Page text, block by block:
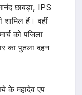
छाबड़ा, IPS
शामिल हैं। वहीं
को पजिला
का पुतला दहन
के महादेव एप